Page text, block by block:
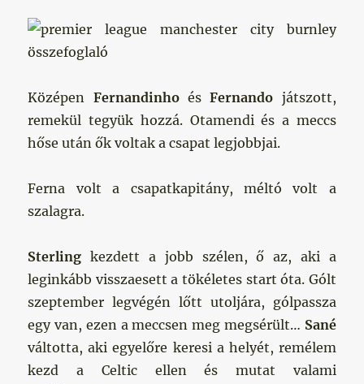
Középen FernandinhoésFernando játszott,
remekül tegyük hozzá. Otamendi és a meccs
hőse után ők voltak a csapat legjobbjai.
Ferna volt a csapatkapitány, méltó volt a
szalagra.
Sterling kezdett a jobb szélen, ő az, aki a
leginkább visszaesett a tökéletes start óta. Gólt
szeptember legvégén lőtt utoljára, gólpassza
egy van, ezen a meccsen meg megsérült… Sané
váltotta, aki egyelőre keresi a helyét, remélem
kezd a Celtic ellen és mutat valami